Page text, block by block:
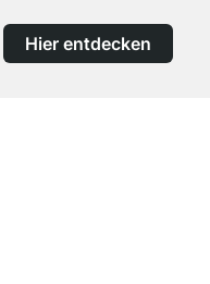
Hier entdecken